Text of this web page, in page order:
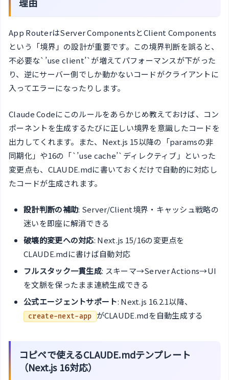
App RouterはServer ComponentsとClient Components
という「境界」の設計が重要です。この境界判断を誤ると、
不必要な`’use client’`が増えてパフォーマンスが下がった
り、逆にサーバー側でしか動かないコードがクライアントに
入ってエラーになったりします。
Claude Codeにこのルールをあらかじめ教えておけば、コン
ポーネントを生成するたびに正しい境界を意識したコードを
出力してくれます。また、Next.js 15以降の「paramsの非
同期化」や16の「`’use cache’`ディレクティブ」といった
変更点も、CLAUDE.mdに書いておくだけで自動的に対応し
たコードが生成されます。
設計判断の補助: Server/Client境界・キャッシュ戦略の
迷いを即座に解消できる
破壊的変更への対応: Next.js 15/16の変更点を
CLAUDE.mdに書けば自動対応
フルスタック一貫生成: スキーマ→Server Actions→UI
を文脈を保ったまま連続生成できる
公式エージェントサポート: Next.js 16.2.1以降、
create-next-app がCLAUDE.mdを自動生成する
コピペで使えるCLAUDE.mdテンプレート
（Next.js 16対応）